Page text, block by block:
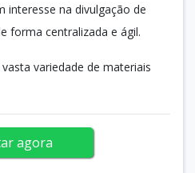
interesse na divulgação de
forma centralizada e ágil.
variedade de materiais
agora